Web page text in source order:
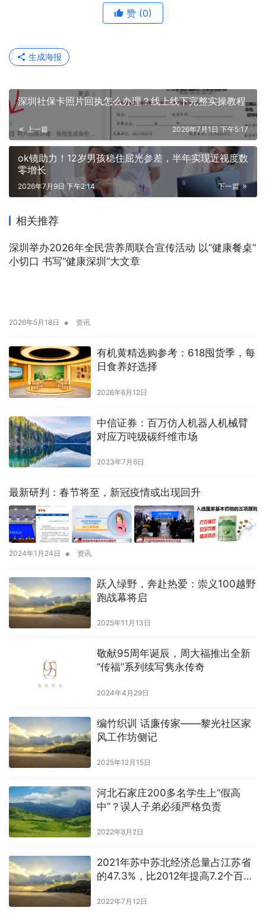
赞 (0)
生成海报
深圳社保卡照片回执怎么办理？线上线下完整实操教程
上一篇 2026年7月1日 下午5:17
ok镜助力！12岁男孩稳住屈光参差，半年实现近视度数
零增长
下一篇
2026年7月9日 下午2:14
相关推荐
深圳举办2026年全民营养周联合宣传活动 以“健康餐桌”
小切口 书写“健康深圳”大文章
2026年5月18日 • 资讯
有机黄精选购参考：618囤货季，每
日食养好选择
2026年6月12日
中信证券：百万仿人机器人机械臂
对应万吨级碳纤维市场
2023年7月6日
最新研判：春节将至，新冠疫情或出现回升
2024年1月24日 • 资讯
跃入绿野，奔赴热爱：崇义100越野
跑战幕将启
2025年11月13日
敬献95周年诞辰，周大福推出全新
“传福”系列续写隽永传奇
2024年4月29日
编竹织训 话廉传家——黎光社区家
风工作坊侧记
2025年12月15日
河北石家庄200多名学生上“假高
中”？误人子弟必须严格负责
2022年8月2日
2021年苏中苏北经济总量占江苏省
的47.3%，比2012年提高7.2个百分
2022年7月12日